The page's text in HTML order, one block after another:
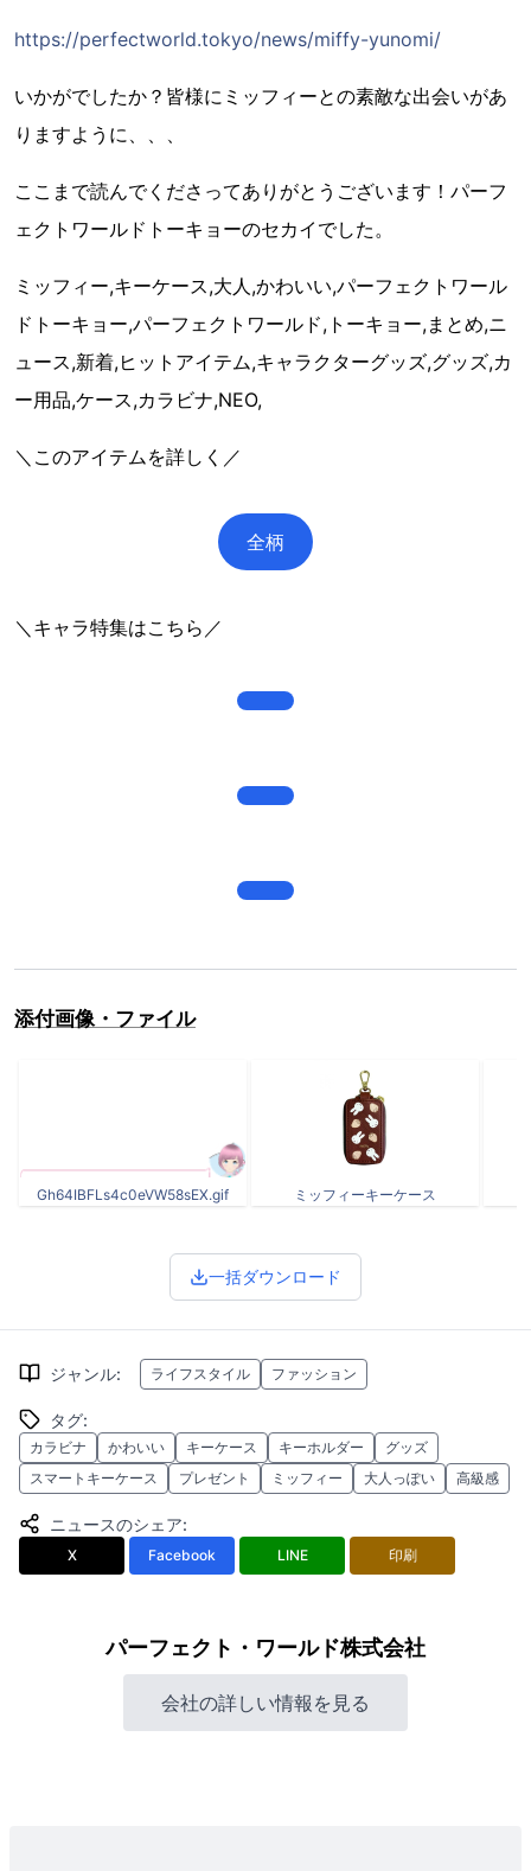
https://perfectworld.tokyo/news/miffy-yunomi/
いかがでしたか？皆様にミッフィーとの素敵な出会いがあ
りますように、、、
ここまで読んでくださってありがとうございます！パーフ
ェクトワールドトーキョーのセカイでした。
ミッフィー,キーケース,大人,かわいい,パーフェクトワール
ドトーキョー,パーフェクトワールド,トーキョー,まとめ,ニ
ュース,新着,ヒットアイテム,キャラクターグッズ,グッズ,カ
ー用品,ケース,カラビナ,NEO,
＼このアイテムを詳しく／
全柄
＼キャラ特集はこちら／
添付画像・ファイル
Gh64IBFLs4c0eVW58sEX.gif ミッフィーキーケース
一括ダウンロード
ジャンル: ライフスタイル ファッション
タグ:
カラビナ かわいい キーケース キーホルダー
グッズ
スマートキーケース
プレゼント ミッフィー 大人っぽい 高級感
ニュースのシェア:
X Facebook LINE 印刷
パーフェクト・ワールド株式会社
会社の詳しい情報を見る